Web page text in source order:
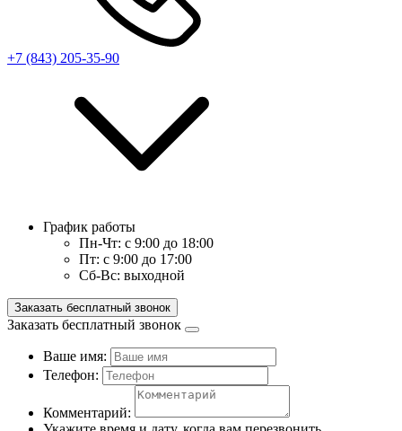
+7 (843) 205-35-90
График работы
Пн-Чт: с 9:00 до 18:00
Пт: с 9:00 до 17:00
Сб-Вс: выходной
Заказать бесплатный звонок
Заказать бесплатный звонок
Ваше имя:
Телефон:
Комментарий: